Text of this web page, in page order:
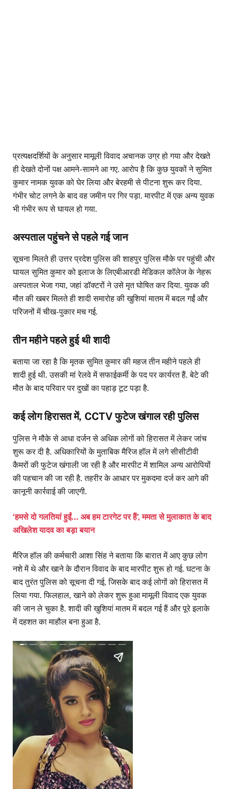
प्रत्यक्षदर्शियों के अनुसार मामूली विवाद अचानक उग्र हो गया और देखते
ही देखते दोनों पक्ष आमने-सामने आ गए. आरोप है कि कुछ युवकों ने सुमित
कुमार नामक युवक को घेर लिया और बेरहमी से पीटना शुरू कर दिया.
गंभीर चोट लगने के बाद वह जमीन पर गिर पड़ा. मारपीट में एक अन्य युवक
भी गंभीर रूप से घायल हो गया.
अस्पताल पहुंचने से पहले गई जान
सूचना मिलते ही उत्तर प्रदेश पुलिस की शाहपुर पुलिस मौके पर पहुंची और
घायल सुमित कुमार को इलाज के लिएबीआरडी मेडिकल कॉलेज के नेहरू
अस्पताल भेजा गया, जहां डॉक्टरों ने उसे मृत घोषित कर दिया. युवक की
मौत की खबर मिलते ही शादी समारोह की खुशियां मातम में बदल गईं और
परिजनों में चीख-पुकार मच गई.
तीन महीने पहले हुई थी शादी
बताया जा रहा है कि मृतक सुमित कुमार की महज तीन महीने पहले ही
शादी हुई थी. उसकी मां रेलवे में सफाईकर्मी के पद पर कार्यरत हैं. बेटे की
मौत के बाद परिवार पर दुखों का पहाड़ टूट पड़ा है.
कई लोग हिरासत में, CCTV फुटेज खंगाल रही पुलिस
पुलिस ने मौके से आधा दर्जन से अधिक लोगों को हिरासत में लेकर जांच
शुरू कर दी है. अधिकारियों के मुताबिक मैरिज हॉल में लगे सीसीटीवी
कैमरों की फुटेज खंगाली जा रही है और मारपीट में शामिल अन्य आरोपियों
की पहचान की जा रही है. तहरीर के आधार पर मुकदमा दर्ज कर आगे की
कानूनी कार्रवाई की जाएगी.
‘हमसे दो गलतियां हुईं… अब हम टारगेट पर हैं’, ममता से मुलाकात के बाद
अखिलेश यादव का बड़ा बयान
मैरिज हॉल की कर्मचारी आशा सिंह ने बताया कि बारात में आए कुछ लोग
नशे में थे और खाने के दौरान विवाद के बाद मारपीट शुरू हो गई. घटना के
बाद तुरंत पुलिस को सूचना दी गई, जिसके बाद कई लोगों को हिरासत में
लिया गया. फिलहाल, खाने को लेकर शुरू हुआ मामूली विवाद एक युवक
की जान ले चुका है. शादी की खुशियां मातम में बदल गई हैं और पूरे इलाके
में दहशत का माहौल बना हुआ है.